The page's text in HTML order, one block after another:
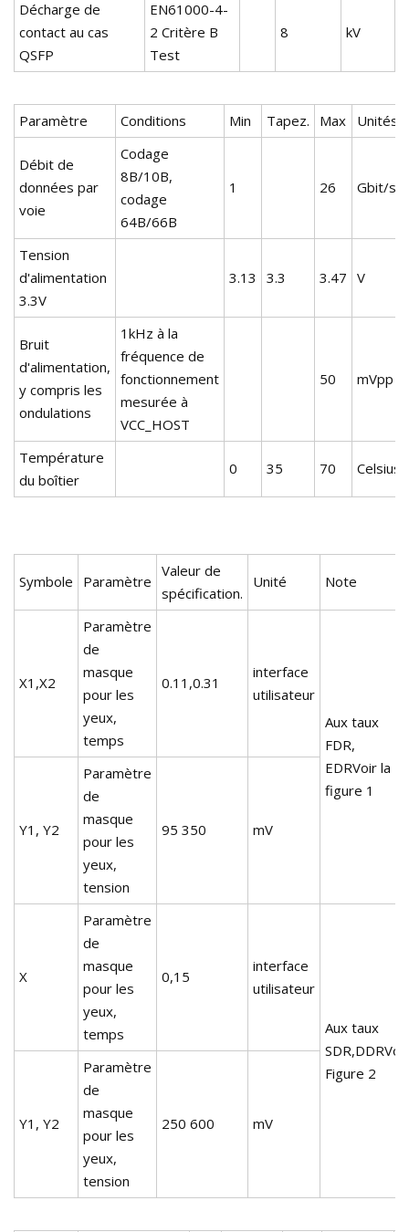
Décharge de
contact au cas
QSFP
EN61000-4-
2 Critère B
Test
8 kV
Paramètre Conditions Min Tapez. Max Unités
Débit de
données par
voie
Codage
8B/10B,
codage
64B/66B
1 26 Gbit/s
Tension
d'alimentation
3.3V
3.13 3.3 3.47 V
Bruit
d'alimentation,
y compris les
ondulations
1kHz à la
fréquence de
fonctionnement
mesurée à
VCC_HOST
50 mVpp
Température
du boîtier
0 35 70 Celsius
Symbole Paramètre
Valeur de
spécification.
Unité Note
X1,X2
Paramètre
de
masque
pour les
yeux,
temps
0.11,0.31
interface
utilisateur
Aux taux
FDR,
EDRVoir la
figure 1
Y1, Y2
Paramètre
de
masque
pour les
yeux,
tension
95 350 mV
X
Paramètre
de
masque
pour les
yeux,
temps
0,15
interface
utilisateur
Aux taux
SDR,DDRVoir
Figure 2
Y1, Y2
Paramètre
de
masque
pour les
yeux,
tension
250 600 mV